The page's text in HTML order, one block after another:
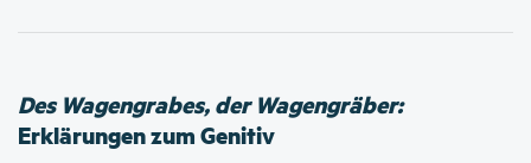
Des Wagengrabes, der Wagengräber:
Erklärungen zum Genitiv